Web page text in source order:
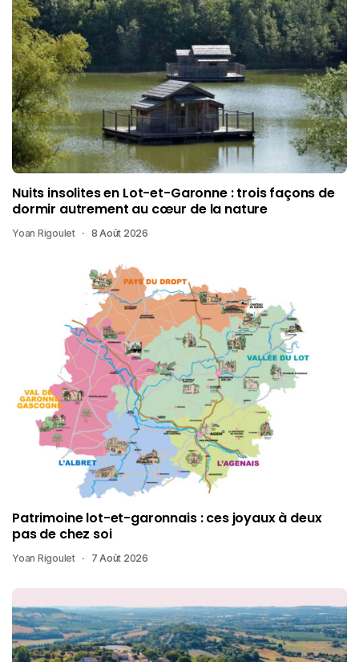
Nuits insolites en Lot-et-Garonne : trois façons de
dormir autrement au cœur de la nature
Yoan Rigoulet 8 Août 2026
Patrimoine lot-et-garonnais : ces joyaux à deux
pas de chez soi
Yoan Rigoulet 7 Août 2026